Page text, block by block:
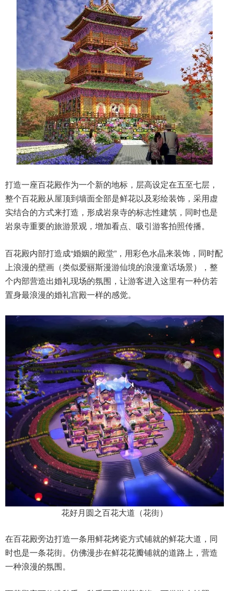
打造一座百花殿作为一个新的地标，层高设定在五至七层，
整个百花殿从屋顶到墙面全部是鲜花以及彩绘装饰，采用虚
实结合的方式来打造，形成岩泉寺的标志性建筑，同时也是
岩泉寺重要的旅游景观，增加看点、吸引游客拍照传播。
百花殿内部打造成“婚姻的殿堂”，用彩色水晶来装饰，同时配
上浪漫的壁画（类似爱丽斯漫游仙境的浪漫童话场景），整
个内部营造出婚礼现场的氛围，让游客进入这里有一种仿若
置身最浪漫的婚礼宫殿一样的感觉。
花好月圆之百花大道（花街）
在百花殿旁边打造一条用鲜花烤瓷方式铺就的鲜花大道，同
时也是一条花街。仿佛漫步在鲜花花瓣铺就的道路上，营造
一种浪漫的氛围。